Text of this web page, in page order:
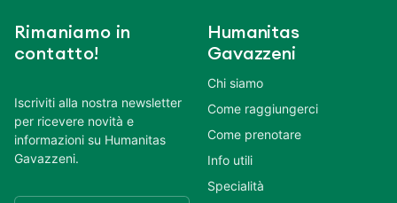
Rimaniamo in
contatto!
Iscriviti alla nostra newsletter
per ricevere novità e
informazioni su Humanitas
Gavazzeni.
Humanitas
Gavazzeni
Chi siamo
Come raggiungerci
Come prenotare
Info utili
Specialità